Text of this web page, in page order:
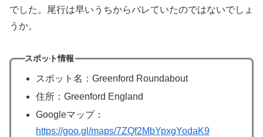
でした。尾行は早いうちからバレていたのではないでしょ
うか。
スポット情報
スポット名：Greenford Roundabout
住所：Greenford England
Googleマップ：
https://goo.gl/maps/7ZQf2MbYpxgYodaK9